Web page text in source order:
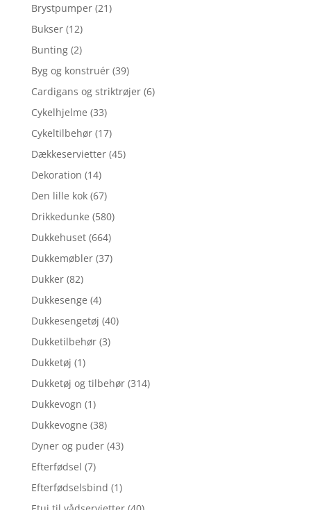
Brystpumper (21)
Bukser (12)
Bunting (2)
Byg og konstruér (39)
Cardigans og striktrøjer (6)
Cykelhjelme (33)
Cykeltilbehør (17)
Dækkeservietter (45)
Dekoration (14)
Den lille kok (67)
Drikkedunke (580)
Dukkehuset (664)
Dukkemøbler (37)
Dukker (82)
Dukkesenge (4)
Dukkesengetøj (40)
Dukketilbehør (3)
Dukketøj (1)
Dukketøj og tilbehør (314)
Dukkevogn (1)
Dukkevogne (38)
Dyner og puder (43)
Efterfødsel (7)
Efterfødselsbind (1)